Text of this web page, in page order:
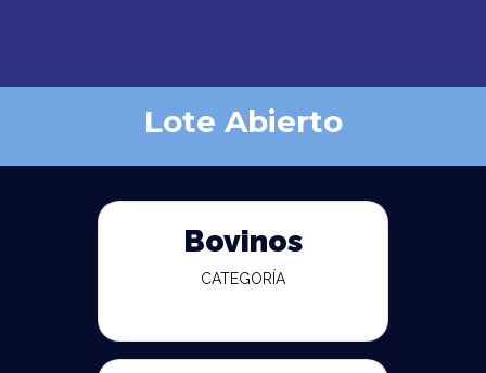
Lote Abierto
Bovinos
CATEGORÍA